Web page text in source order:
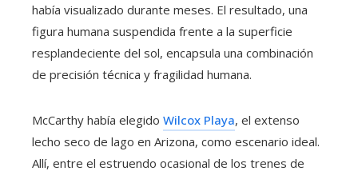
había visualizado durante meses. El resultado, una
figura humana suspendida frente a la superficie
resplandeciente del sol, encapsula una combinación
de precisión técnica y fragilidad humana.
McCarthy había elegido Wilcox Playa, el extenso
lecho seco de lago en Arizona, como escenario ideal.
Allí, entre el estruendo ocasional de los trenes de